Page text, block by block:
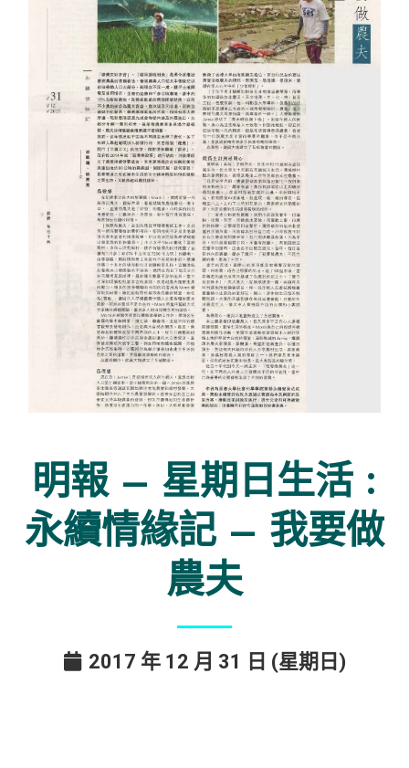
明報 – 星期日生活 :
永續情緣記 – 我要做
農夫
2017 年 12 月 31 日 (星期日)